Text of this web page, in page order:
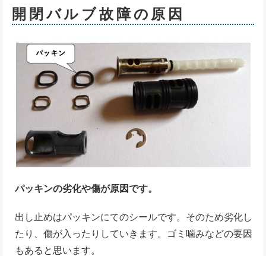
開閉バルブ故障の原因
パッキンの劣化や傷が原因です。
出し止めはパッキンにてのシールです。そのため劣化し
たり、傷が入ったりしていきます。ゴミ噛みなどの要因
もあると思います。